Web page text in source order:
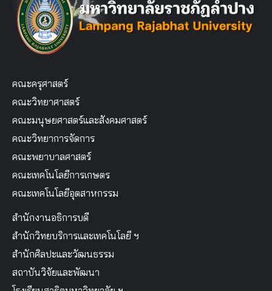
คณะครุศาสตร์
คณะวิทยาศาสตร์
คณะมนุษยศาสตร์และสังคมศาสตร์
คณะวิทยาการจัดการ
คณะพยาบาลศาสตร์
คณะเทคโนโลยีการเกษตร
คณะเทคโนโลยีอุตสาหกรรม
สำนักงานอธิการบดี
สำนักวิทยบริการและเทคโนโลยี ฯ
สำนักศิลปะและวัฒนธรรม
สถาบันวิจัยและพัฒนา